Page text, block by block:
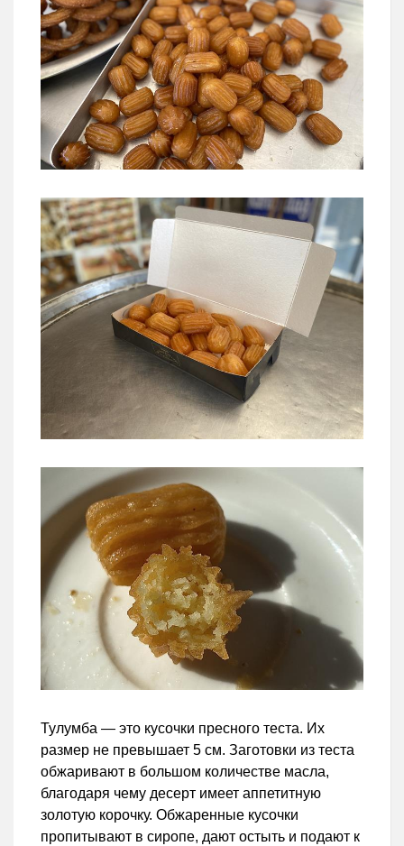
Тулумба — это кусочки пресного теста. Их
размер не превышает 5 см. Заготовки из теста
обжаривают в большом количестве масла,
благодаря чему десерт имеет аппетитную
золотую корочку. Обжаренные кусочки
пропитывают в сиропе, дают остыть и подают к